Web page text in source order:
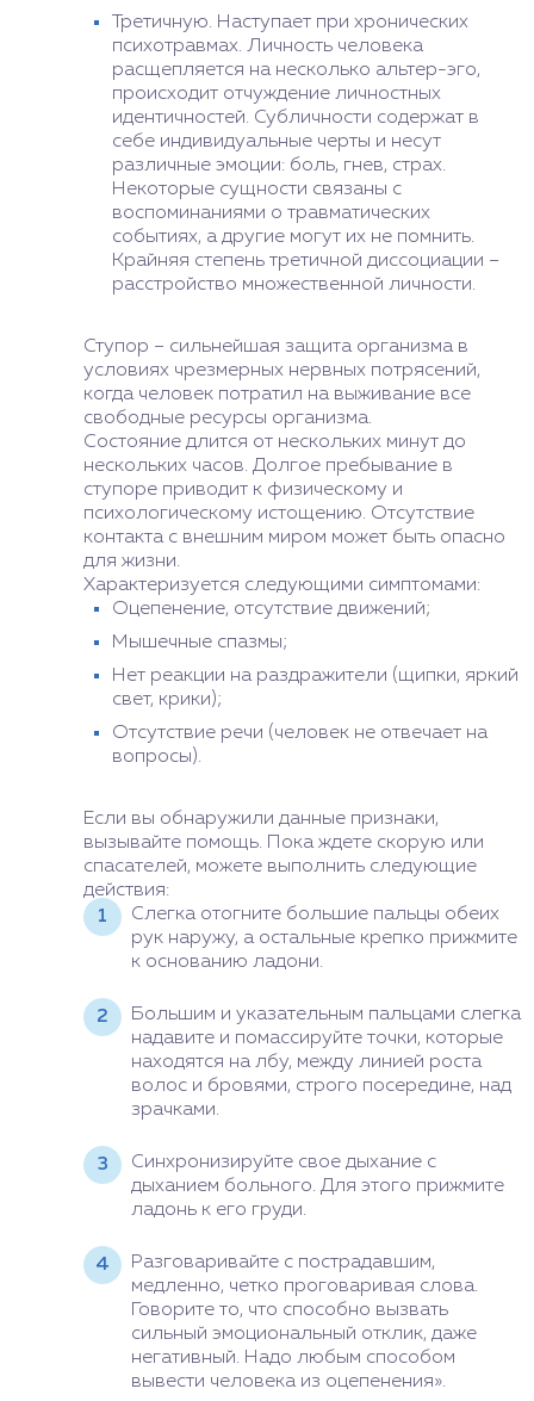
Третичную. Наступает при хронических
психотравмах. Личность человека
расщепляется на несколько альтер-эго,
происходит отчуждение личностных
идентичностей. Субличности содержат в
себе индивидуальные черты и несут
различные эмоции: боль, гнев, страх.
Некоторые сущности связаны с
воспоминаниями о травматических
событиях, а другие могут их не помнить.
Крайняя степень третичной диссоциации –
расстройство множественной личности.
Ступор – сильнейшая защита организма в
условиях чрезмерных нервных потрясений,
когда человек потратил на выживание все
свободные ресурсы организма.
Состояние длится от нескольких минут до
нескольких часов. Долгое пребывание в
ступоре приводит к физическому и
психологическому истощению. Отсутствие
контакта с внешним миром может быть опасно
для жизни.
Характеризуется следующими симптомами:
Оцепенение, отсутствие движений;
Мышечные спазмы;
Нет реакции на раздражители (щипки, яркий
свет, крики);
Отсутствие речи (человек не отвечает на
вопросы).
Если вы обнаружили данные признаки,
вызывайте помощь. Пока ждете скорую или
спасателей, можете выполнить следующие
действия:
Слегка отогните большие пальцы обеих
рук наружу, а остальные крепко прижмите
к основанию ладони.
Большим и указательным пальцами слегка
надавите и помассируйте точки, которые
находятся на лбу, между линией роста
волос и бровями, строго посередине, над
зрачками.
Синхронизируйте свое дыхание с
дыханием больного. Для этого прижмите
ладонь к его груди.
Разговаривайте с пострадавшим,
медленно, четко проговаривая слова.
Говорите то, что способно вызвать
сильный эмоциональный отклик, даже
негативный. Надо любым способом
вывести человека из оцепенения».